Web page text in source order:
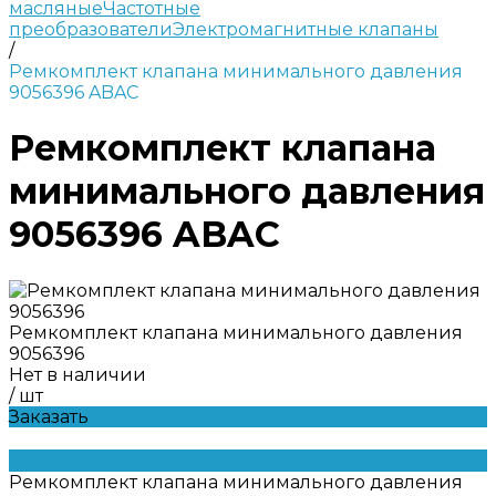
масляныеЧастотные
преобразователиЭлектромагнитные клапаны
/
Ремкомплект клапана минимального давления
9056396 ABAC
Ремкомплект клапана
минимального давления
9056396 ABAC
Ремкомплект клапана минимального давления
9056396
Нет в наличии
/ шт
Заказать
Ремкомплект клапана минимального давления